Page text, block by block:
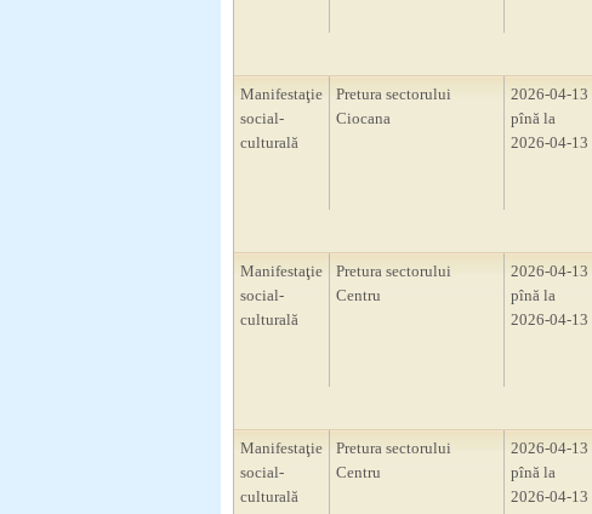
Manifestaţie
social-
culturală
Pretura sectorului
Ciocana
2026-04-13
pînă la
2026-04-13
Manifestaţie
social-
culturală
Pretura sectorului
Centru
2026-04-13
pînă la
2026-04-13
Manifestaţie
social-
culturală
Pretura sectorului
Centru
2026-04-13
pînă la
2026-04-13